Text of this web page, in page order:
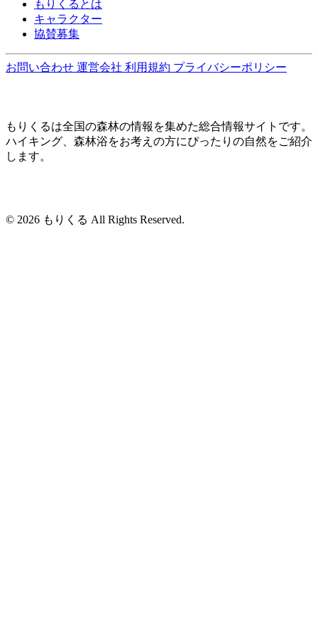
もりくるとは
キャラクター
協賛募集
お問い合わせ 運営会社 利用規約 プライバシーポリシー
もりくるは全国の森林の情報を集めた総合情報サイトです。
ハイキング、森林浴をお考えの方にぴったりの自然をご紹介
します。
© 2026 もりくる All Rights Reserved.